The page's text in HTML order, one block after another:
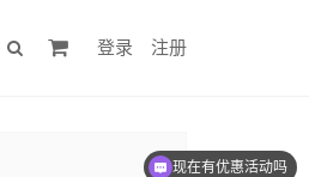
登录 注册
现在有优惠活动吗